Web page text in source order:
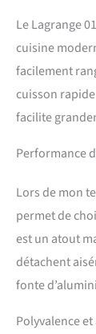
Le Lagrange
cuisine
facilement
cuisson
facilite
Performance
Lors de mon
permet de
est un atout
détachent
fonte
Polyvalence